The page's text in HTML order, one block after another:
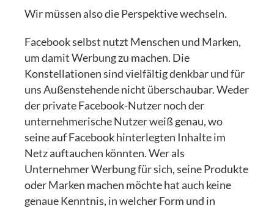
Wir müssen also die Perspektive wechseln.
Facebook selbst nutzt Menschen und Marken,
um damit Werbung zu machen. Die
Konstellationen sind vielfältig denkbar und für
uns Außenstehende nicht überschaubar. Weder
der private Facebook-Nutzer noch der
unternehmerische Nutzer weiß genau, wo
seine auf Facebook hinterlegten Inhalte im
Netz auftauchen könnten. Wer als
Unternehmer Werbung für sich, seine Produkte
oder Marken machen möchte hat auch keine
genaue Kenntnis, in welcher Form und in